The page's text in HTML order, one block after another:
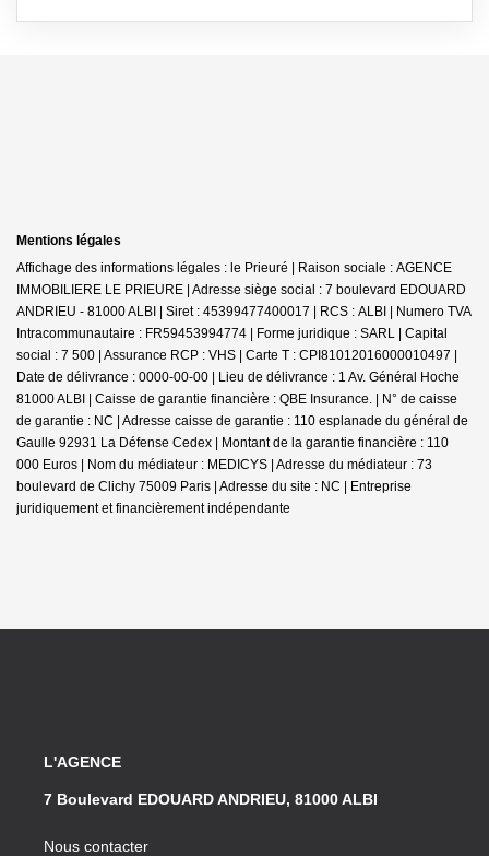
Mentions légales
Affichage des informations légales : le Prieuré | Raison sociale : AGENCE
IMMOBILIERE LE PRIEURE | Adresse siège social : 7 boulevard EDOUARD
ANDRIEU - 81000 ALBI | Siret : 45399477400017 | RCS : ALBI | Numero TVA
Intracommunautaire : FR59453994774 | Forme juridique : SARL | Capital
social : 7 500 | Assurance RCP : VHS | Carte T : CPI81012016000010497 |
Date de délivrance : 0000-00-00 | Lieu de délivrance : 1 Av. Général Hoche
81000 ALBI | Caisse de garantie financière : QBE Insurance. | N° de caisse
de garantie : NC | Adresse caisse de garantie : 110 esplanade du général de
Gaulle 92931 La Défense Cedex | Montant de la garantie financière : 110
000 Euros | Nom du médiateur : MEDICYS | Adresse du médiateur : 73
boulevard de Clichy 75009 Paris | Adresse du site : NC | Entreprise
juridiquement et financièrement indépendante
L'AGENCE
7 Boulevard EDOUARD ANDRIEU, 81000 ALBI
Nous contacter